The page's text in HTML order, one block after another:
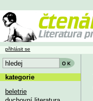
přihlásit se
kategorie
beletrie